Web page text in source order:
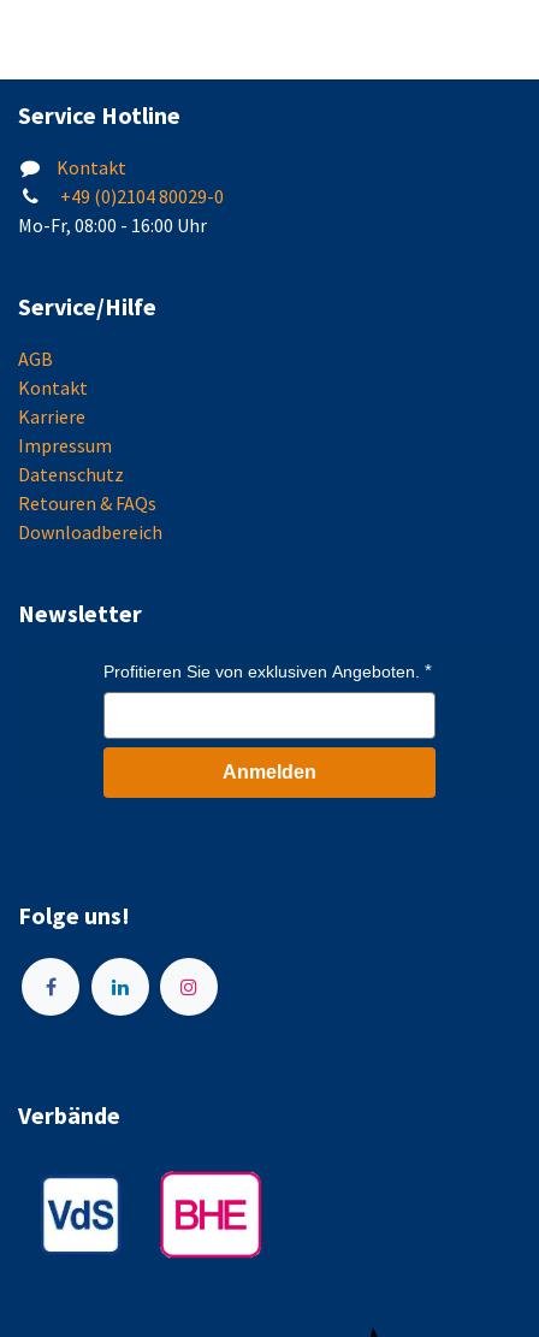
Service Hotline
Kontakt
+49 (0)2104 80029-0
Mo-Fr, 08:00 - 16:00 Uhr
Service/Hilfe
AGB
Kontakt
Karriere
Impressum
Datenschutz
Retouren & FAQs
Downloadbereich
Newsletter
Profitieren Sie von exklusiven Angeboten.
Anmelden
Folge uns!
Verbände